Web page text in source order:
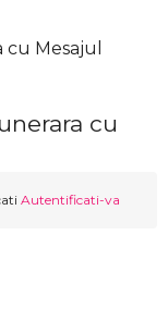
Mesajul
cu
Autentificati-va